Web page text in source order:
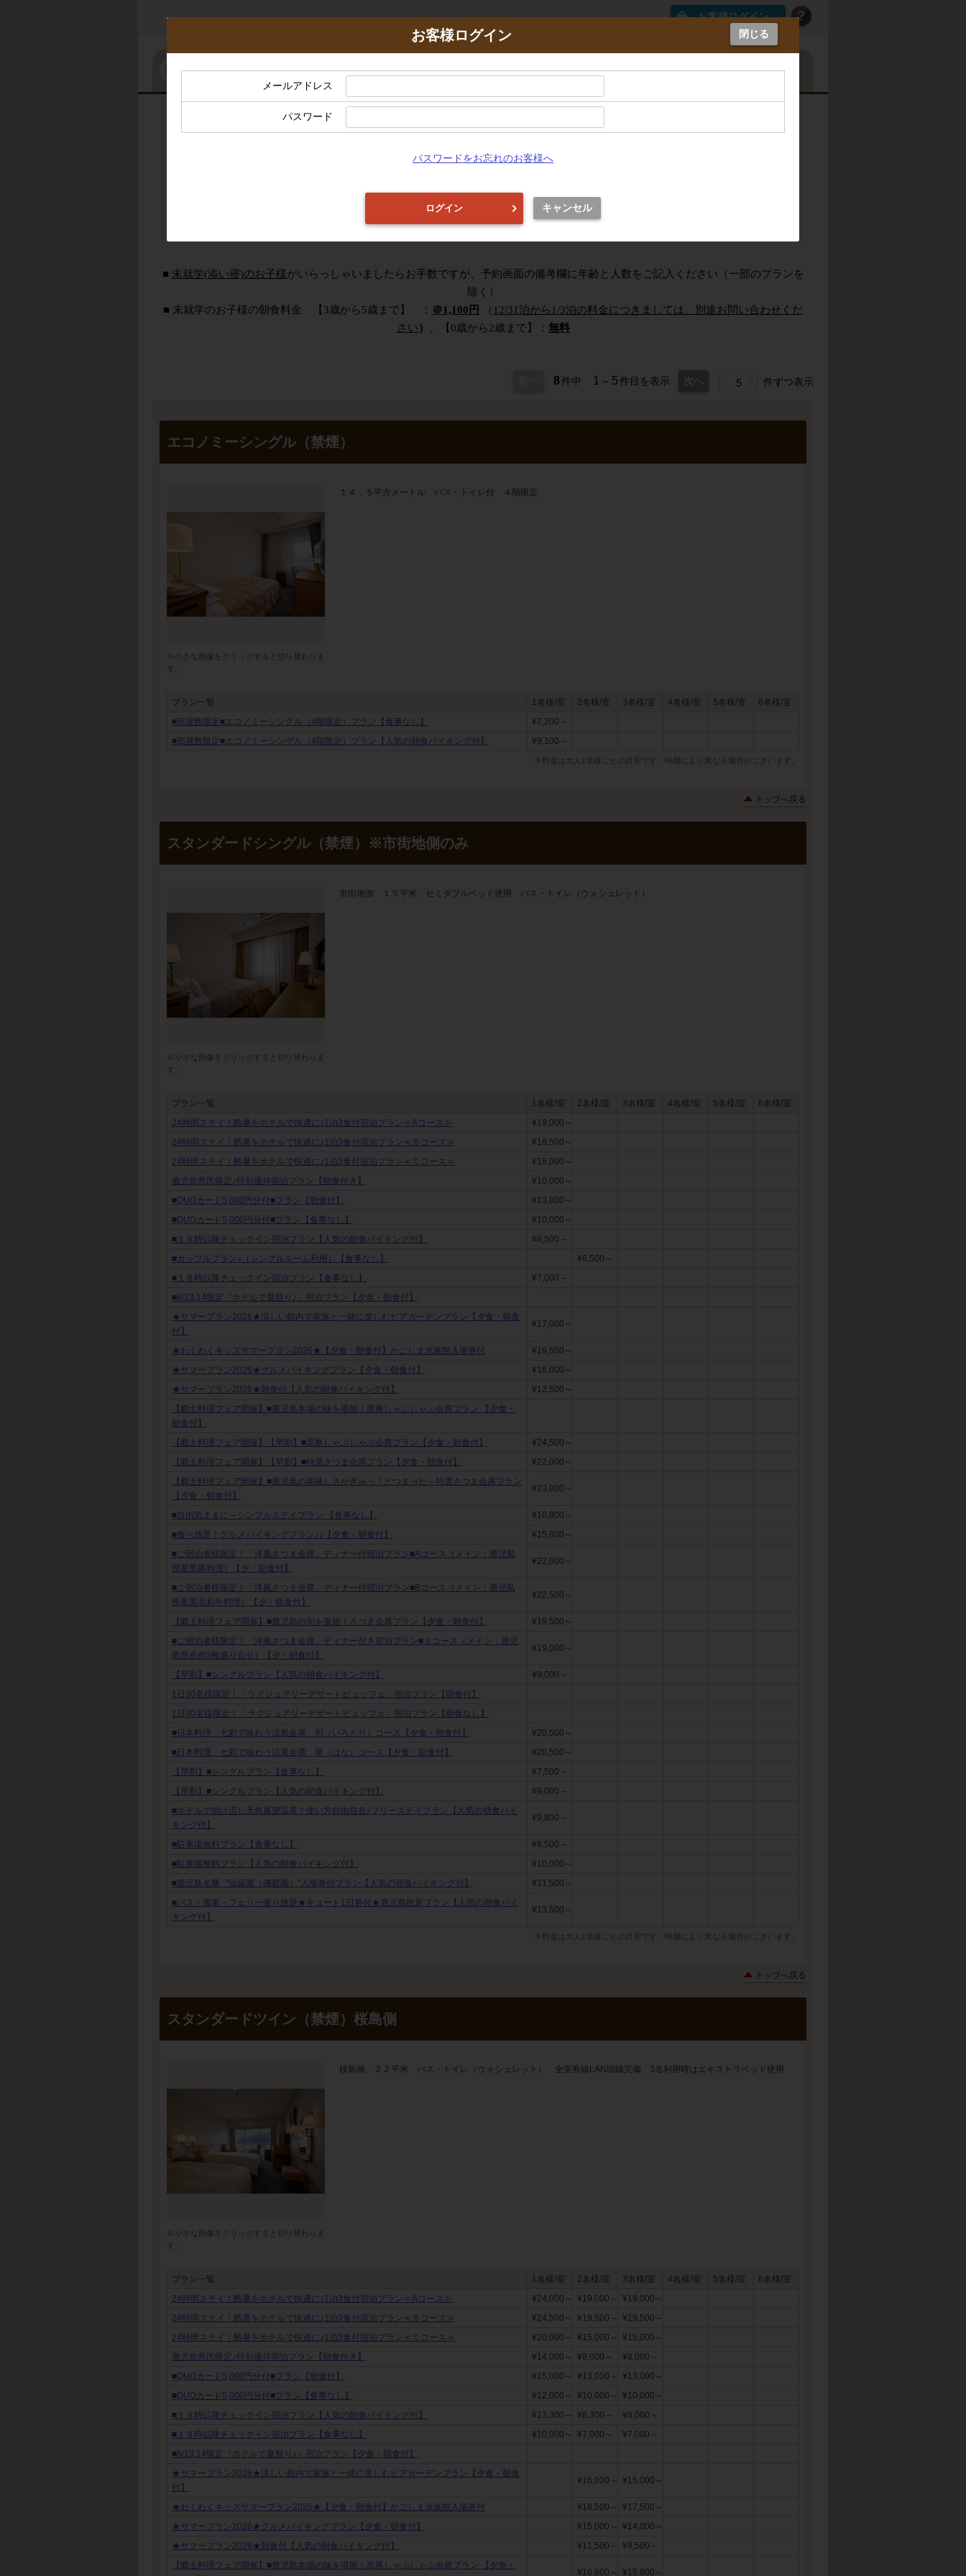
閉じる
お客様ログイン
メールアドレス
パスワード
パスワードをお忘れのお客様へ
ログイン キャンセル
お客様ログイン
ご宿泊プランから探す お部屋から探す カレンダーから探す
タブブラウザで複数画面を表示したご予約の操作はご遠慮ください。ご予約の手続きを正常に進められなくなる場合がございます。
２４時間ステイプランやビアガーデンプランなど酷暑対策にピッタリなプランをご用意しております。
をお過ごしください♪
■ 未就学(添い寝)のお子様がいらっしゃいましたらお手数ですが、予約画面の備考欄に年齢と人数をご記入ください（一部のプランを
除く）
■ 未就学のお子様の朝食料金 【3歳から5歳まで】 ： ＠1,100円 （ 12/31泊から1/3泊の料金につきましては、別途お問い合わせくだ
さい） 、【0歳から2歳まで】： 無料
5 件ずつ表示
8件中 1 ～ 5件目を表示
エコノミーシングル（禁煙）
※小さな画像をクリックすると切り替わりま
す。
１４．５平方メートル バス・トイレ付 ４階限定
プラン一覧 1名様/室 2名様/室 3名様/室 4名様/室 5名様/室
6名様/室
■部屋数限定■エコノミーシングル（4階限定）プラン【食事なし】
¥7,200～
■部屋数限定■エコノミーシングル（4階限定）プラン【人気の朝食バイキング付】
¥9,100～
※料金は大人1名様ごとの目安です。時期により異なる場合がございます。
トップへ戻る
スタンダードシングル（禁煙）※市街地側のみ
※小さな画像をクリックすると切り替わりま
す。
市街地側 １５平米 セミダブルベッド使用 バス・トイレ（ウォシュレット）
プラン一覧 1名様/室 2名様/室 3名様/室 4名様/室 5名様/室
6名様/室
24時間ステイ！酷暑をホテルで快適に♪1泊3食付宿泊プラン≪Aコース≫
¥19,000～
24時間ステイ！酷暑をホテルで快適に♪1泊3食付宿泊プラン≪Ｂコース≫
¥19,500～
24時間ステイ！酷暑をホテルで快適に♪1泊3食付宿泊プラン≪Ｃコース≫
¥15,000～
鹿児島県民限定♪特別優待宿泊プラン【朝食付き】
¥10,000～
■QUOカード5,000円分付■プラン【朝食付】
¥13,000～
■QUOカード5,000円分付■プラン【食事なし】
¥10,000～
■１８時以降チェックイン宿泊プラン【人気の朝食バイキング付】
¥8,500～
■カップルプラン♪（シングルルーム利用）【食事なし】
¥6,500～
■１８時以降チェックイン宿泊プラン【食事なし】
¥7,000～
■8/13.14限定『ホテルで夏祭り♪』宿泊プラン【夕食・朝食付】
★サマープラン2026★涼しい館内で家族と一緒に楽しむビアガーデンプラン【夕食・朝食
付】
¥17,000～
★わくわくキッズサマープラン2026★【夕食・朝食付】かごしま水族館入場券付
¥19,500～
★サマープラン2026★グルメバイキングプラン【夕食・朝食付】
¥16,000～
★サマープラン2026★朝食付【人気の朝食バイキング付】
¥12,500～
【郷土料理フェア開催】■鹿児島本場の味を堪能！黒豚しゃぶしゃぶ会席プラン 【夕食・
朝食付】
【郷土料理フェア開催】【早割】■黒豚しゃぶしゃぶ会席プラン【夕食・朝食付】
¥24,500～
【郷土料理フェア開催】【早割】■特選さつま会席プラン【夕食・朝食付】
¥22,000～
【郷土料理フェア開催】■鹿児島の美味しさがぎゅっ！とつまった～特選さつま会席プラン
【夕食・朝食付】
¥23,000～
■自由気ままに～シンプルステイプラン 【食事なし】
¥10,800～
■食べ放題！グルメバイキングプラン♪♪【夕食・朝食付】
¥15,800～
■ご宿泊者様限定！「洋風さつま会席」ディナー付宿泊プラン■Aコース（メイン：鹿児島
県産黒豚料理）【夕・朝食付】
¥22,000～
■ご宿泊者様限定！「洋風さつま会席」ディナー付宿泊プラン■Bコース（メイン：鹿児島
県産黒毛和牛料理）【夕・朝食付】
¥22,500～
【郷土料理フェア開催】■鹿児島の旬を凝縮！さつま会席プラン【夕食・朝食付】
¥19,500～
■ご宿泊者様限定！「洋風さつま会席」ディナー付き宿泊プラン■Ｓコース（メイン：鹿児
島県産肉3種盛り合せ）【夕・朝食付】
¥19,000～
【早割】■シングルプラン【人気の朝食バイキング付】
¥9,000～
1日30名様限定！「ラグジュアリーデザートビュッフェ」宿泊プラン【朝食付】
1日30名様限定！「ラグジュアリーデザートビュッフェ」宿泊プラン【朝食なし】
■日本料理 七彩で味わう涼風会席 彩（いろどり）コース【夕食・朝食付】
¥20,500～
■日本料理 七彩で味わう涼風会席 華（はな）コース【夕食・朝食付】
¥20,500～
【早割】■シングルプラン【食事なし】
¥7,500～
【早割】■シングルプラン【人気の朝食バイキング付】
¥9,000～
■ホテルで掛け流し天然展望温泉！使い方自由自在♪フリーステイプラン【人気の朝食バイ
キング付】
¥9,800～
■駐車場無料プラン【食事なし】
¥8,500～
■駐車場無料プラン【人気の朝食バイキング付】
¥10,000～
■鹿児島名勝〝仙巌園（磯庭園）”入場券付プラン【人気の朝食バイキング付】
¥11,500～
■バス・電車・フェリー乗り放題★キュート1日券付★鹿児島散策プラン【人気の朝食バイ
キング付】
¥13,500～
※料金は大人1名様ごとの目安です。時期により異なる場合がございます。
トップへ戻る
スタンダードツイン（禁煙）桜島側
※小さな画像をクリックすると切り替わりま
す。
桜島側 ２２平米 バス・トイレ（ウォシュレット） 全室有線LAN回線完備 3名利用時はエキストラベッド使用
プラン一覧 1名様/室 2名様/室 3名様/室 4名様/室 5名様/室
6名様/室
24時間ステイ！酷暑をホテルで快適に♪1泊3食付宿泊プラン≪Aコース≫
¥24,000～ ¥19,000～
¥19,000～
24時間ステイ！酷暑をホテルで快適に♪1泊3食付宿泊プラン≪Ｂコース≫
¥24,500～ ¥19,500～
¥19,500～
24時間ステイ！酷暑をホテルで快適に♪1泊3食付宿泊プラン≪Ｃコース≫
¥20,000～ ¥15,000～
¥15,000～
鹿児島県民限定♪特別優待宿泊プラン【朝食付き】
¥14,000～ ¥9,000～
¥8,000～
■QUOカード5,000円分付■プラン【朝食付】
¥15,000～ ¥13,000～
¥13,000～
■QUOカード5,000円分付■プラン【食事なし】
¥12,000～ ¥10,000～
¥10,000～
■１８時以降チェックイン宿泊プラン【人気の朝食バイキング付】
¥13,300～ ¥8,300～
¥8,000～
■１８時以降チェックイン宿泊プラン【食事なし】
¥10,000～ ¥7,000～
¥7,000～
■8/13.14限定『ホテルで夏祭り♪』宿泊プラン【夕食・朝食付】
★サマープラン2026★涼しい館内で家族と一緒に楽しむビアガーデンプラン【夕食・朝食
付】
¥16,000～ ¥15,000～
★わくわくキッズサマープラン2026★【夕食・朝食付】かごしま水族館入場券付 ¥18,500～
¥17,500～
★サマープラン2026★グルメバイキングプラン【夕食・朝食付】
¥15,000～
¥14,000～
★サマープラン2026★朝食付【人気の朝食バイキング付】
¥11,500～
¥9,500～
【郷土料理フェア開催】■鹿児島本場の味を堪能！黒豚しゃぶしゃぶ会席プラン 【夕食・
¥16,800～ ¥15,800～